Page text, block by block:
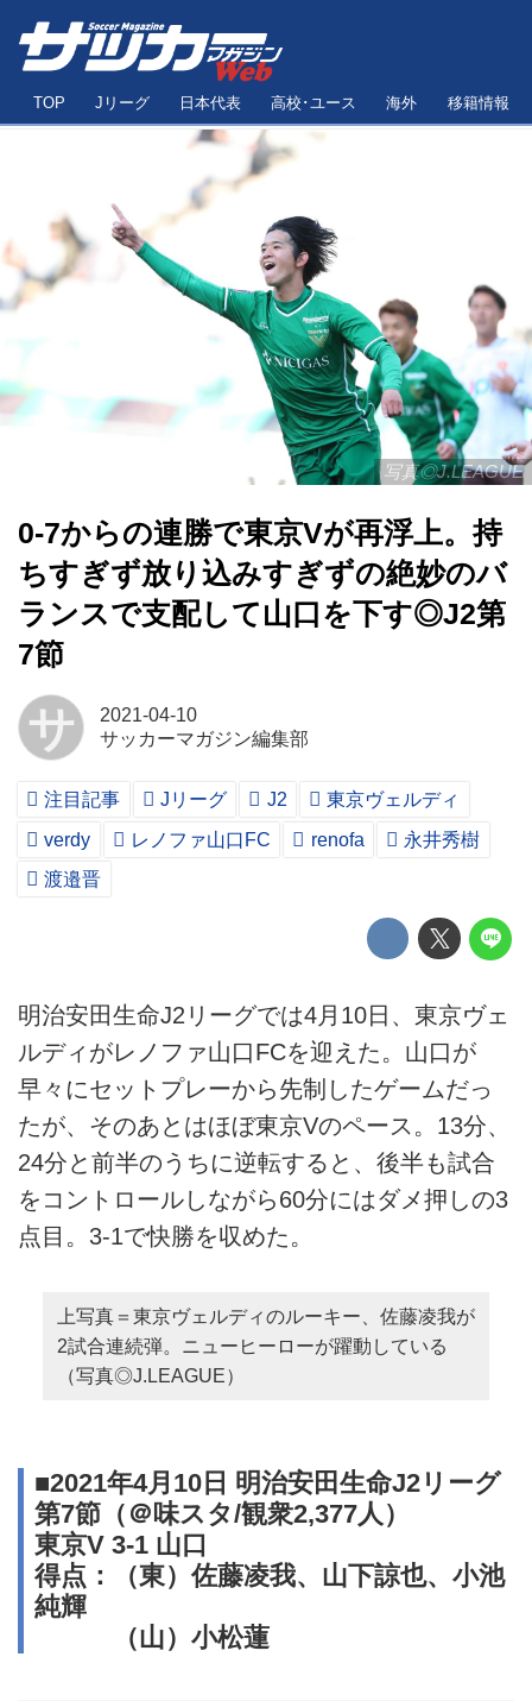
TOP Jリーグ 日本代表 高校･ユース 海外 移籍情報
写真◎J.LEAGUE
0-7からの連勝で東京Vが再浮上。持
ちすぎず放り込みすぎずの絶妙のバ
ランスで支配して山口を下す◎J2第
7節
サ
2021-04-10
サッカーマガジン編集部
注目記事 Jリーグ J2
東京ヴェルディ
verdy
レノファ山口FC renofa
永井秀樹
渡邉晋
明治安田生命J2リーグでは4月10日、東京ヴェ
ルディがレノファ山口FCを迎えた。山口が
早々にセットプレーから先制したゲームだっ
たが、そのあとはほぼ東京Vのペース。13分、
24分と前半のうちに逆転すると、後半も試合
をコントロールしながら60分にはダメ押しの3
点目。3-1で快勝を収めた。
上写真＝東京ヴェルディのルーキー、佐藤凌我が
2試合連続弾。ニューヒーローが躍動している
（写真◎J.LEAGUE）
■2021年4月10日 明治安田生命J2リーグ
第7節（＠味スタ/観衆2,377人）
東京V 3-1 山口
得点：（東）佐藤凌我、山下諒也、小池
純輝
（山）小松蓮